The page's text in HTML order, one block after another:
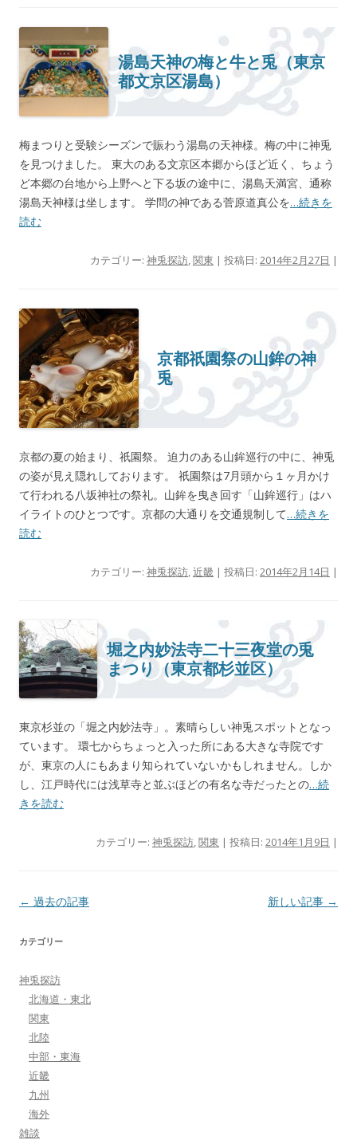
湯島天神の梅と牛と兎（東京
都文京区湯島）
梅まつりと受験シーズンで賑わう湯島の天神様。梅の中に神兎
を見つけました。 東大のある文京区本郷からほど近く、ちょう
ど本郷の台地から上野へと下る坂の途中に、湯島天満宮、通称
湯島天神様は坐します。 学問の神である菅原道真公を…続きを
読む
カテゴリー: 神兎探訪,関東 | 投稿日: 2014年2月27日 |
京都祇園祭の山鉾の神
兎
京都の夏の始まり、祇園祭。 迫力のある山鉾巡行の中に、神兎
の姿が見え隠れしております。 祇園祭は7月頭から１ヶ月かけ
て行われる八坂神社の祭礼。山鉾を曳き回す「山鉾巡行」はハ
イライトのひとつです。京都の大通りを交通規制して…続きを
読む
カテゴリー: 神兎探訪,近畿 | 投稿日: 2014年2月14日 |
堀之内妙法寺二十三夜堂の兎
まつり（東京都杉並区）
東京杉並の「堀之内妙法寺」。素晴らしい神兎スポットとなっ
ています。 環七からちょっと入った所にある大きな寺院です
が、東京の人にもあまり知られていないかもしれません。しか
し、江戸時代には浅草寺と並ぶほどの有名な寺だったとの…続
きを読む
カテゴリー: 神兎探訪,関東 | 投稿日: 2014年1月9日 |
投稿ナビゲーション 新しい記事 →
← 過去の記事
カテゴリー
神兎探訪
北海道・東北
関東
北陸
中部・東海
近畿
九州
海外
雑談